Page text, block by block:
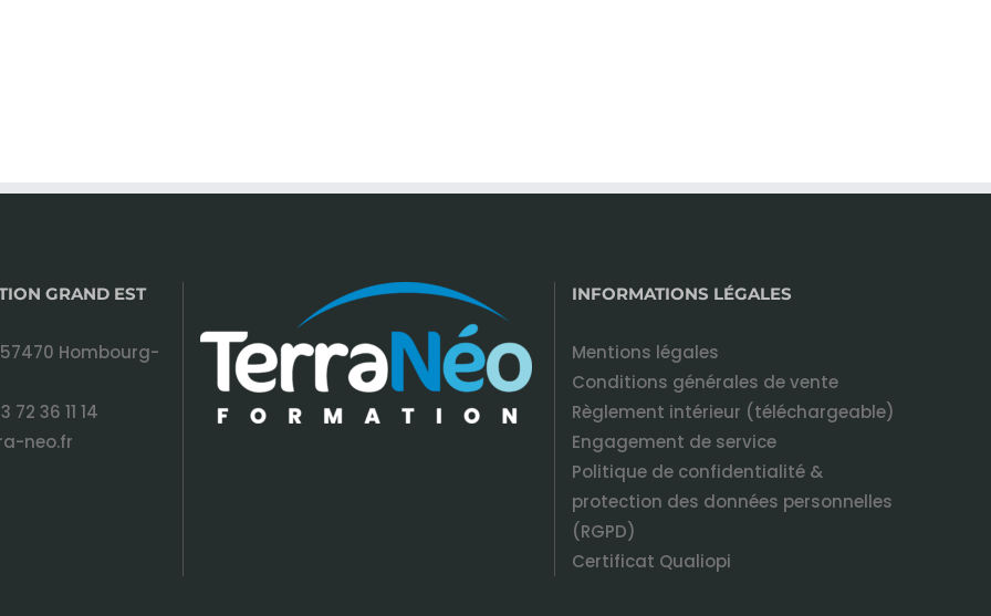
GRAND EST
Hombourg-
72 36 11 14
neo.fr
INFORMATIONS LÉGALES
Mentions légales
Conditions générales de vente
Règlement intérieur (téléchargeable)
Engagement de service
Politique de confidentialité &
protection des données personnelles
(RGPD)
Certificat Qualiopi